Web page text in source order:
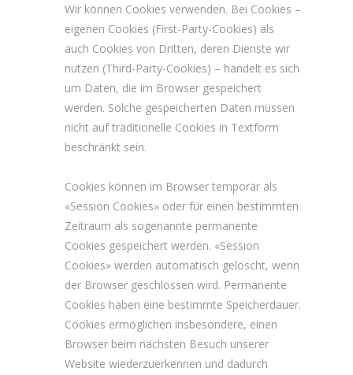
Wir können Cookies verwenden. Bei Cookies –
eigenen Cookies (First-Party-Cookies) als
auch Cookies von Dritten, deren Dienste wir
nutzen (Third-Party-Cookies) – handelt es sich
um Daten, die im Browser gespeichert
werden. Solche gespeicherten Daten müssen
nicht auf traditionelle Cookies in Textform
beschränkt sein.
Cookies können im Browser temporär als
«Session Cookies» oder für einen bestimmten
Zeitraum als sogenannte permanente
Cookies gespeichert werden. «Session
Cookies» werden automatisch gelöscht, wenn
der Browser geschlossen wird. Permanente
Cookies haben eine bestimmte Speicherdauer.
Cookies ermöglichen insbesondere, einen
Browser beim nächsten Besuch unserer
Website wiederzuerkennen und dadurch